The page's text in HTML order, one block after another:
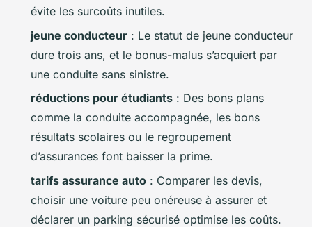
évite les surcoûts inutiles.
jeune conducteur : Le statut de jeune conducteur
dure trois ans, et le bonus-malus s’acquiert par
une conduite sans sinistre.
réductions pour étudiants : Des bons plans
comme la conduite accompagnée, les bons
résultats scolaires ou le regroupement
d’assurances font baisser la prime.
tarifs assurance auto : Comparer les devis,
choisir une voiture peu onéreuse à assurer et
déclarer un parking sécurisé optimise les coûts.